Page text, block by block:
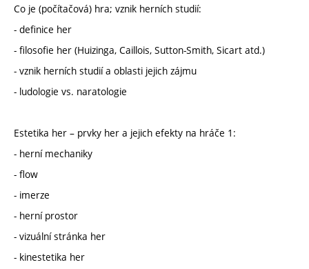
Co je (počítačová) hra; vznik herních studií:
- definice her
- filosofie her (Huizinga, Caillois, Sutton-Smith, Sicart atd.)
- vznik herních studií a oblasti jejich zájmu
- ludologie vs. naratologie
Estetika her – prvky her a jejich efekty na hráče 1:
- herní mechaniky
- flow
- imerze
- herní prostor
- vizuální stránka her
- kinestetika her